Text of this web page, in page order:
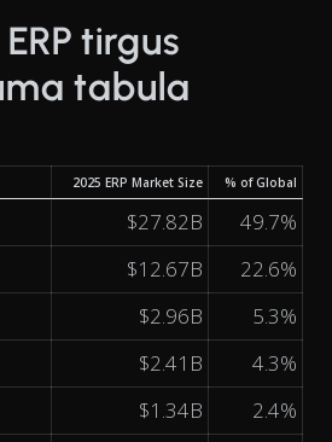
tirgus
tabula
2025 ERP Market Size % of Global
$27.82B
49.7%
$12.67B
22.6%
$2.96B
5.3%
$2.41B
4.3%
$1.34B
2.4%